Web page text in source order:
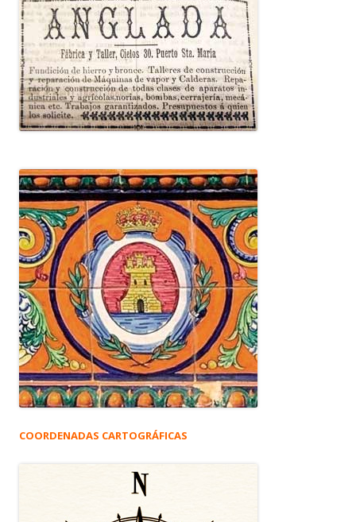
COORDENADAS CARTOGRÁFICAS